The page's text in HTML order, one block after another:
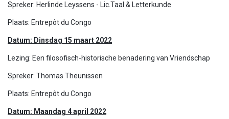
Spreker: Herlinde Leyssens - Lic.Taal & Letterkunde
Plaats: Entrepôt du Congo
Datum: Dinsdag 15 maart 2022
Lezing: Een filosofisch-historische benadering van Vriendschap
Spreker: Thomas Theunissen
Plaats: Entrepôt du Congo
Datum: Maandag 4 april 2022